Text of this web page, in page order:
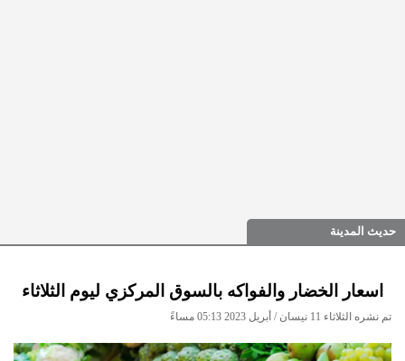
حديث المدينة
اسعار الخضار والفواكه بالسوق المركزي ليوم الثلاثاء
تم نشره الثلاثاء 11 نيسان / أبريل 2023 05:13 مساءً